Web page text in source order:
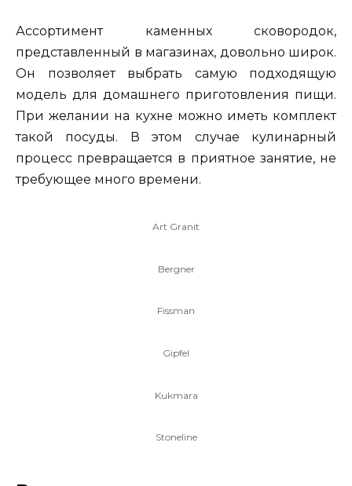
Ассортимент каменных сковородок,
представленный в магазинах, довольно широк.
Он позволяет выбрать самую подходящую
модель для домашнего приготовления пищи.
При желании на кухне можно иметь комплект
такой посуды. В этом случае кулинарный
процесс превращается в приятное занятие, не
требующее много времени.
Art Granit
Bergner
Fissman
Gipfel
Kukmarа
Stoneline